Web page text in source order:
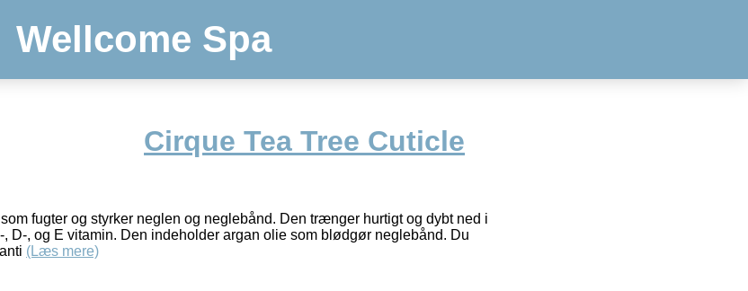
Wellcome Spa
Cirque Tea Tree Cuticle
fugter og styrker neglen og neglebånd. Den trænger hurtigt og dybt ned i
D-, og E vitamin. Den indeholder argan olie som blødgør neglebånd. Du
(Læs mere)